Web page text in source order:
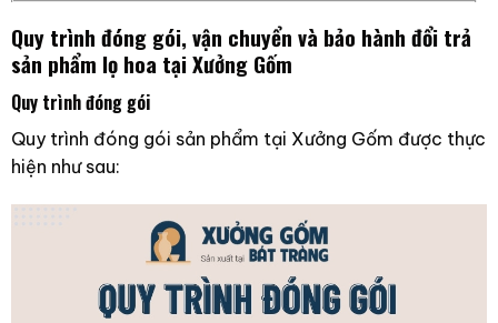
Quy trình đóng gói, vận chuyển và bảo hành đổi trả
sản phẩm lọ hoa tại Xưởng Gốm
Quy trình đóng gói
Quy trình đóng gói sản phẩm tại Xưởng Gốm được thực
hiện như sau: